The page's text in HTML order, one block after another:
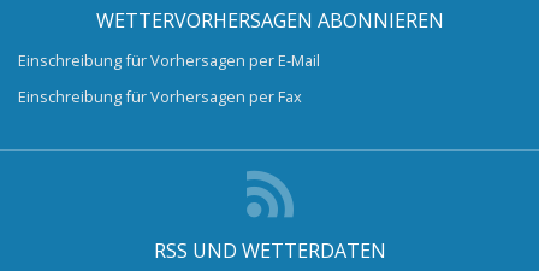
WETTERVORHERSAGEN ABONNIEREN
Einschreibung für Vorhersagen per E-Mail
Einschreibung für Vorhersagen per Fax
RSS UND WETTERDATEN